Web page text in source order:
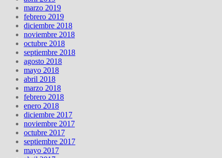
marzo 2019
febrero 2019
diciembre 2018
noviembre 2018
octubre 2018
septiembre 2018
agosto 2018
mayo 2018
abril 2018
marzo 2018
febrero 2018
enero 2018
diciembre 2017
noviembre 2017
octubre 2017
septiembre 2017
mayo 2017